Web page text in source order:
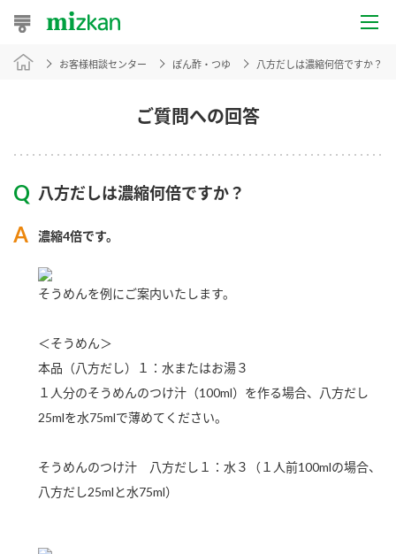
おうちレシピ
レシピ特集
レシピカテゴリ一覧
商品からレシピを探す
商品カテゴリ
みりん風・料理酒
新商品一覧
ブランド・スペシャルサイト
ご質問への回答
お客様相談センター ぽん酢・つゆ 八方だしは濃縮何倍ですか？
八方だしは濃縮何倍ですか？
濃縮4倍です。
そうめんを例にご案内いたします。
＜そうめん＞
本品（八方だし）１：水またはお湯３
１人分のそうめんのつけ汁（100ml）を作る場合、八方だし
25mlを水75mlで薄めてください。
そうめんのつけ汁 八方だし１：水３（１人前100mlの場合、
八方だし25mlと水75ml）